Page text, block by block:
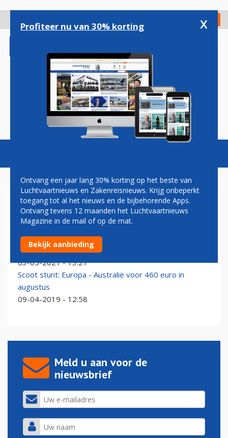
gaan
Check in
Magazine Podcasts Vacatures
GOEDKOPE VLIEGTICKETS
Geen reclame meer voor goedkope vluchten in
Amsterdamse metro
03-05-2021 - 13:21
Scoot stunt: Europa - Australië voor 460 euro in
augustus
09-04-2019 - 12:58
Meld u aan voor de
nieuwsbrief
Profiteer nu van 30% korting x
Ontvang een jaar lang 30% korting op het beste van
Luchtvaartnieuws en Zakenreisnieuws. Krijg onbeperkt
toegang tot al het nieuws en de bijbehorende Apps.
Ontvang tevens 12 maanden het Luchtvaartnieuws
Magazine in de mail of op de mat.
Bekijk aanbieding